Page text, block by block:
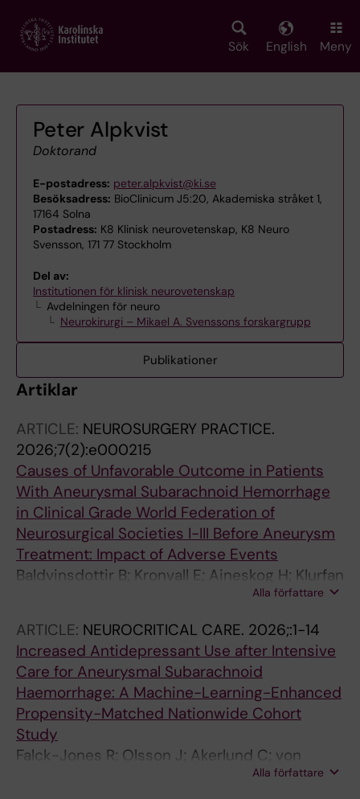
main
Sök English Meny
Peter Alpkvist
Doktorand
E-postadress: peter.alpkvist@ki.se
Besöksadress: BioClinicum J5:20, Akademiska stråket 1,
17164 Solna
Postadress: K8 Klinisk neurovetenskap, K8 Neuro
Svensson, 171 77 Stockholm
Del av:
Institutionen för klinisk neurovetenskap
Avdelningen för neuro
Neurokirurgi – Mikael A. Svenssons forskargrupp
Publikationer
Artiklar
ARTICLE: NEUROSURGERY PRACTICE.
2026;7(2):e000215
Causes of Unfavorable Outcome in Patients
With Aneurysmal Subarachnoid Hemorrhage
in Clinical Grade World Federation of
Neurosurgical Societies I-III Before Aneurysm
Treatment: Impact of Adverse Events
Baldvinsdottir B; Kronvall E; Aineskog H; Klurfan
P; Alpkvist P; Eneling J; Enblad P; Jakola AS;
Hillman J; Nilsson OG
Alla författare
ARTICLE: NEUROCRITICAL CARE. 2026;:1-14
Increased Antidepressant Use after Intensive
Care for Aneurysmal Subarachnoid
Haemorrhage: A Machine-Learning-Enhanced
Propensity-Matched Nationwide Cohort
Study
Falck-Jones R; Olsson J; Akerlund C; von
Oelreich E; Eriksson J; Oldner A; Alpkvist P;
Alla författare